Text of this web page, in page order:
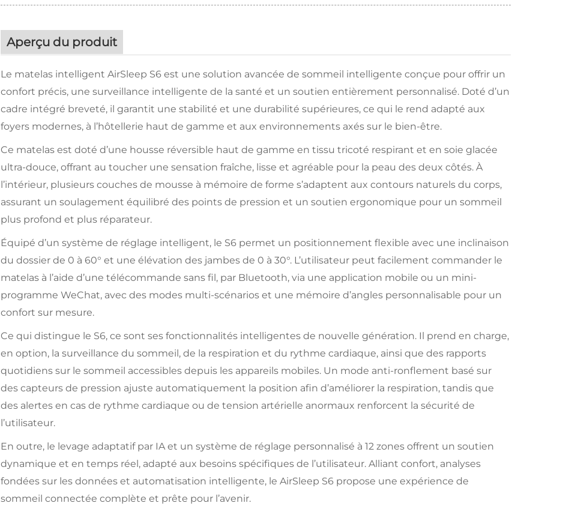
Aperçu du produit
Le matelas intelligent AirSleep S6 est une solution avancée de sommeil intelligente conçue pour offrir un
confort précis, une surveillance intelligente de la santé et un soutien entièrement personnalisé. Doté d’un
cadre intégré breveté, il garantit une stabilité et une durabilité supérieures, ce qui le rend adapté aux
foyers modernes, à l’hôtellerie haut de gamme et aux environnements axés sur le bien-être.
Ce matelas est doté d’une housse réversible haut de gamme en tissu tricoté respirant et en soie glacée
ultra-douce, offrant au toucher une sensation fraîche, lisse et agréable pour la peau des deux côtés. À
l’intérieur, plusieurs couches de mousse à mémoire de forme s’adaptent aux contours naturels du corps,
assurant un soulagement équilibré des points de pression et un soutien ergonomique pour un sommeil
plus profond et plus réparateur.
Équipé d’un système de réglage intelligent, le S6 permet un positionnement flexible avec une inclinaison
du dossier de 0 à 60° et une élévation des jambes de 0 à 30°. L’utilisateur peut facilement commander le
matelas à l’aide d’une télécommande sans fil, par Bluetooth, via une application mobile ou un mini-
programme WeChat, avec des modes multi-scénarios et une mémoire d’angles personnalisable pour un
confort sur mesure.
Ce qui distingue le S6, ce sont ses fonctionnalités intelligentes de nouvelle génération. Il prend en charge,
en option, la surveillance du sommeil, de la respiration et du rythme cardiaque, ainsi que des rapports
quotidiens sur le sommeil accessibles depuis les appareils mobiles. Un mode anti-ronflement basé sur
des capteurs de pression ajuste automatiquement la position afin d’améliorer la respiration, tandis que
des alertes en cas de rythme cardiaque ou de tension artérielle anormaux renforcent la sécurité de
l’utilisateur.
En outre, le levage adaptatif par IA et un système de réglage personnalisé à 12 zones offrent un soutien
dynamique et en temps réel, adapté aux besoins spécifiques de l’utilisateur. Alliant confort, analyses
fondées sur les données et automatisation intelligente, le AirSleep S6 propose une expérience de
sommeil connectée complète et prête pour l’avenir.